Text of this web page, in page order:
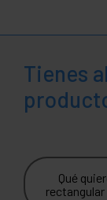
Tienes
Qué
rectangular